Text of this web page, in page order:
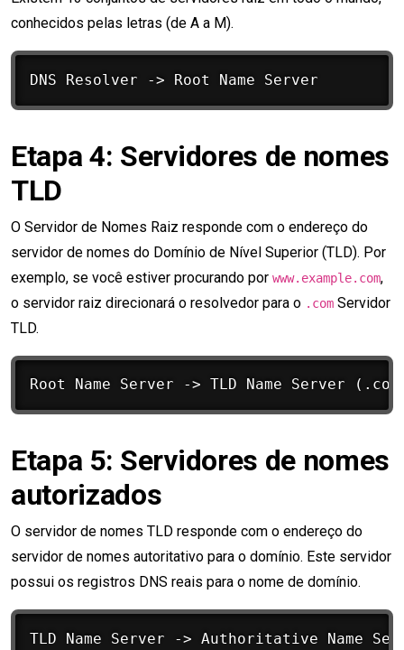
conhecidos pelas letras (de A a M).
Etapa 4: Servidores de nomes
TLD
O Servidor de Nomes Raiz responde com o endereço do
servidor de nomes do Domínio de Nível Superior (TLD). Por
exemplo, se você estiver procurando por www.example.com,
o servidor raiz direcionará o resolvedor para o .com Servidor
TLD.
Etapa 5: Servidores de nomes
autorizados
O servidor de nomes TLD responde com o endereço do
servidor de nomes autoritativo para o domínio. Este servidor
possui os registros DNS reais para o nome de domínio.